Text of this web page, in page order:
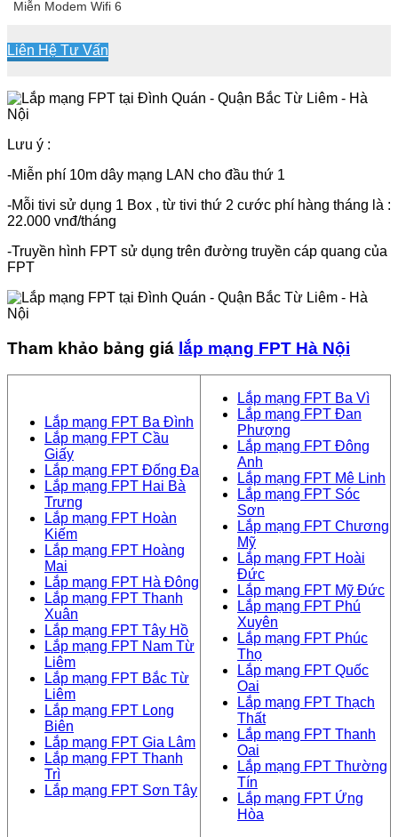
Miễn Modem Wifi 6
Liên Hệ Tư Vấn
Lưu ý :
-Miễn phí 10m dây mạng LAN cho đầu thứ 1
-Mỗi tivi sử dụng 1 Box , từ tivi thứ 2 cước phí hàng tháng là :
22.000 vnđ/tháng
-Truyền hình FPT sử dụng trên đường truyền cáp quang của
FPT
Tham khảo bảng giá lắp mạng FPT Hà Nội
Lắp mạng FPT Ba Đình
Lắp mạng FPT Cầu
Giấy
Lắp mạng FPT Đống Đa
Lắp mạng FPT Hai Bà
Trưng
Lắp mạng FPT Hoàn
Kiếm
Lắp mạng FPT Hoàng
Mai
Lắp mạng FPT Hà Đông
Lắp mạng FPT Thanh
Xuân
Lắp mạng FPT Tây Hồ
Lắp mạng FPT Nam Từ
Liêm
Lắp mạng FPT Bắc Từ
Liêm
Lắp mạng FPT Long
Biên
Lắp mạng FPT Gia Lâm
Lắp mạng FPT Thanh
Trì
Lắp mạng FPT Sơn Tây
Lắp mạng FPT Ba Vì
Lắp mạng FPT Đan
Phượng
Lắp mạng FPT Đông
Anh
Lắp mạng FPT Mê Linh
Lắp mạng FPT Sóc
Sơn
Lắp mạng FPT Chương
Mỹ
Lắp mạng FPT Hoài
Đức
Lắp mạng FPT Mỹ Đức
Lắp mạng FPT Phú
Xuyên
Lắp mạng FPT Phúc
Thọ
Lắp mạng FPT Quốc
Oai
Lắp mạng FPT Thạch
Thất
Lắp mạng FPT Thanh
Oai
Lắp mạng FPT Thường
Tín
Lắp mạng FPT Ứng
Hòa